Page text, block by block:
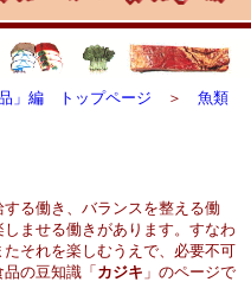
」編 トップページ ＞ 魚類
る働き、バランスを整える働
ませる働きがあります。すなわ
それを楽しむうえで、必要不可
の豆知識「 カジキ 」のページで